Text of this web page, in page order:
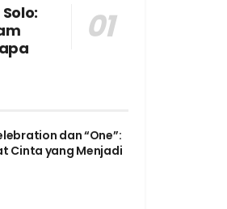
dan “One”:
Cinta yang Menjadi